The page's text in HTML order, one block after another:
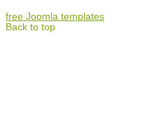
free Joomla templates
Back to top